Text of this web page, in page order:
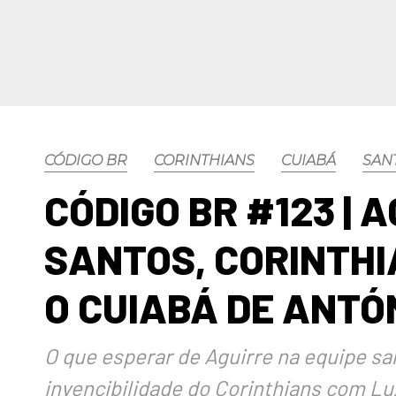
CÓDIGO BR CORINTHIANS CUIABÁ
CÓDIGO BR #123 |
SANTOS,
O CUIABÁ DE
O que esperar de Aguirre na equipe
invencibilidade do Corinthians com